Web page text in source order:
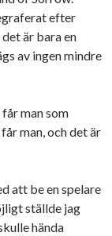
efter
är bara en
av ingen mindre
man som
man, och det är
att be en spelare
ställde jag
hända